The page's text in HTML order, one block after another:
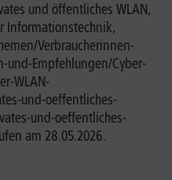
und öffentliches WLAN,
Informationstechnik,
Verbraucherinnen-
und-Empfehlungen/Cyber-
WLAN-
und-oeffentliches-
und-oeffentliches-
am 28.05.2026.